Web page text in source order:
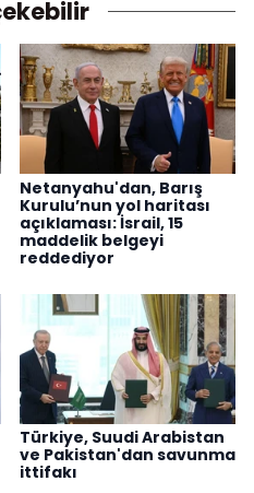
Netanyahu'dan, Barış
Kurulu’nun yol haritası
açıklaması: İsrail, 15
maddelik belgeyi
reddediyor
Türkiye, Suudi Arabistan
ve Pakistan'dan savunma
ittifakı